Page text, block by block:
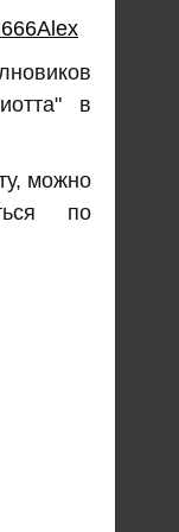
в
можно
по